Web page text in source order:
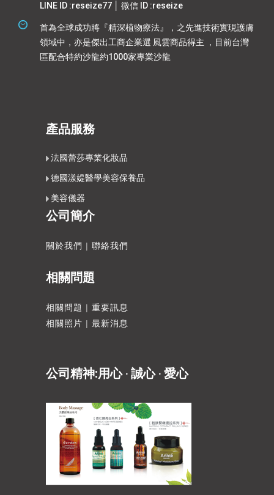
LINE ID :reseize77 │ 微信 ID :reseize
首為全球成功將『精深植物療法』，之先進技術實現護膚
領域中，亦是傑出工商企業選 風雲商品得主 ，目前台灣
區配合特約沙龍約1000家專業沙龍
產品服務
法國蕾莎專業化妝品
德國漾媞醫學美容保養品
美容儀器
公司簡介
關於我們 | 聯絡我們
相關問題
相關問題 | 重要訊息
相關照片 | 最新消息
公司精神:用心 ‧ 誠心 ‧ 愛心